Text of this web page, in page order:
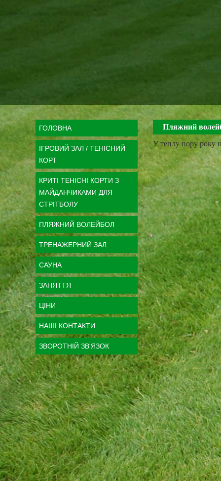
Пляжний
У теплу пору року
ГОЛОВНА
ІГРОВИЙ ЗАЛ / ТЕНІСНИЙ
КОРТ
КРИТІ ТЕНІСНІ КОРТИ З
МАЙДАНЧИКАМИ ДЛЯ
СТРІТБОЛУ
ПЛЯЖНИЙ ВОЛЕЙБОЛ
ТРЕНАЖЕРНИЙ ЗАЛ
САУНА
ЗАНЯТТЯ
ЦІНИ
НАШІ КОНТАКТИ
ЗВОРОТНІЙ ЗВ'ЯЗОК